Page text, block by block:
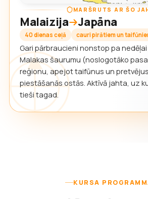
MARŠRUTS AR ŠO
Malaizija Japāna
40 dienas ceļā cauri pirātiem un
Gari pārbraucieni nonstop pa
Malakas šaurumu (noslogotāko
reģionu, apejot taifūnus un
piestāšanās ostās. Aktīvā jahta, uz
tieši tagad.
KURSA